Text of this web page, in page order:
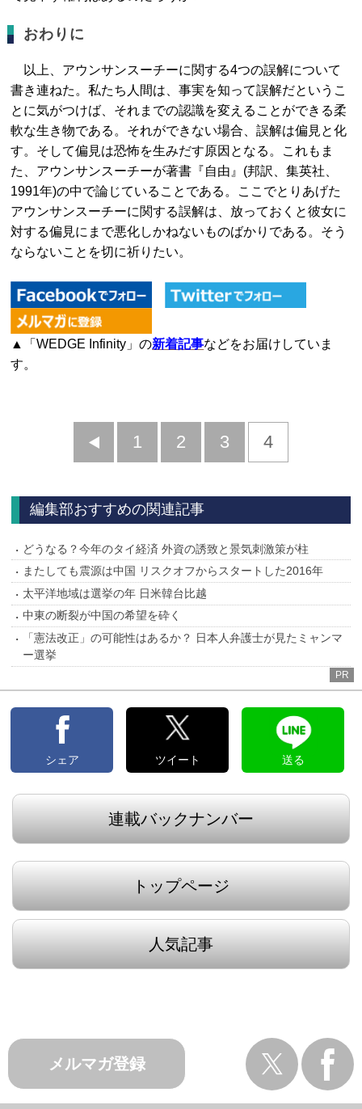
おわりに
以上、アウンサンスーチーに関する4つの誤解について
書き連ねた。私たち人間は、事実を知って誤解だというこ
とに気がつけば、それまでの認識を変えることができる柔
軟な生き物である。それができない場合、誤解は偏見と化
す。そして偏見は恐怖を生みだす原因となる。これもま
た、アウンサンスーチーが著書『自由』(邦訳、集英社、
1991年)の中で論じていることである。ここでとりあげた
アウンサンスーチーに関する誤解は、放っておくと彼女に
対する偏見にまで悪化しかねないものばかりである。そう
ならないことを切に祈りたい。
▲「WEDGE Infinity」の新着記事などをお届けしていま
す。
前
1 2 3 4
編集部おすすめの関連記事
どうなる？今年のタイ経済 外資の誘致と景気刺激策が柱
またしても震源は中国 リスクオフからスタートした2016年
太平洋地域は選挙の年 日米韓台比越
中東の断裂が中国の希望を砕く
「憲法改正」の可能性はあるか？ 日本人弁護士が見たミャンマ
ー選挙
PR
シェア ツイート 送る
連載バックナンバー
トップページ
人気記事
メルマガ登録